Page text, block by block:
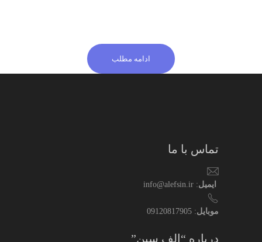
ادامه مطلب
تماس با ما
ایمیل: info@alefsin.ir
موبایل: 09120817905
درباره “الف سین”